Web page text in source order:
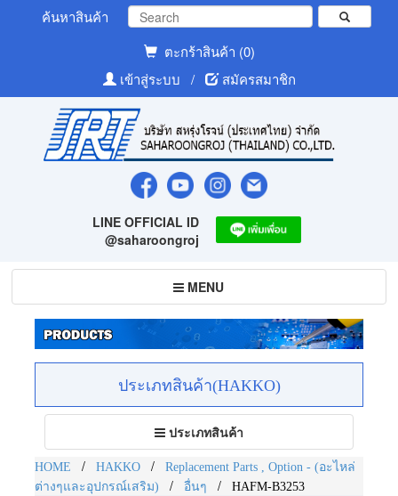
ค้นหาสินค้า
ตะกร้าสินค้า (0)
เข้าสู่ระบบ
/ สมัครสมาชิก
LINE OFFICIAL ID
@saharoongroj
Toggle
navigation
MENU
ประเภทสินค้า(HAKKO)
Toggle
navigation
ประเภทสินค้า
HOME / HAKKO /
Replacement Parts , Option - (อะไหล่
ต่างๆและอุปกรณ์เสริม)
/ อื่นๆ / HAFM-B3253